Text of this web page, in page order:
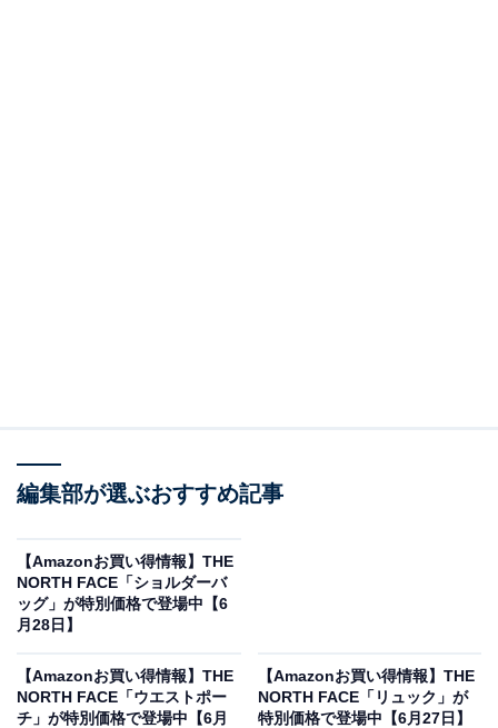
THE NORTH FACEの「トートバッグ」が限定価
編集部が選ぶおすすめ記事
【Amazonお買い得情報】THE
NORTH FACE「ショルダーバ
ッグ」が特別価格で登場中【6
月28日】
【Amazonお買い得情報】THE
NORTH FACE「ウエストポー
チ」が特別価格で登場中【6月
【Amazonお買い得情報】THE
NORTH FACE「リュック」が
特別価格で登場中【6月27日】